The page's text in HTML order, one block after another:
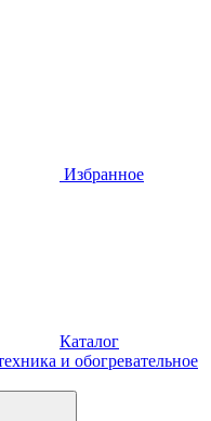
Избранное
Каталог